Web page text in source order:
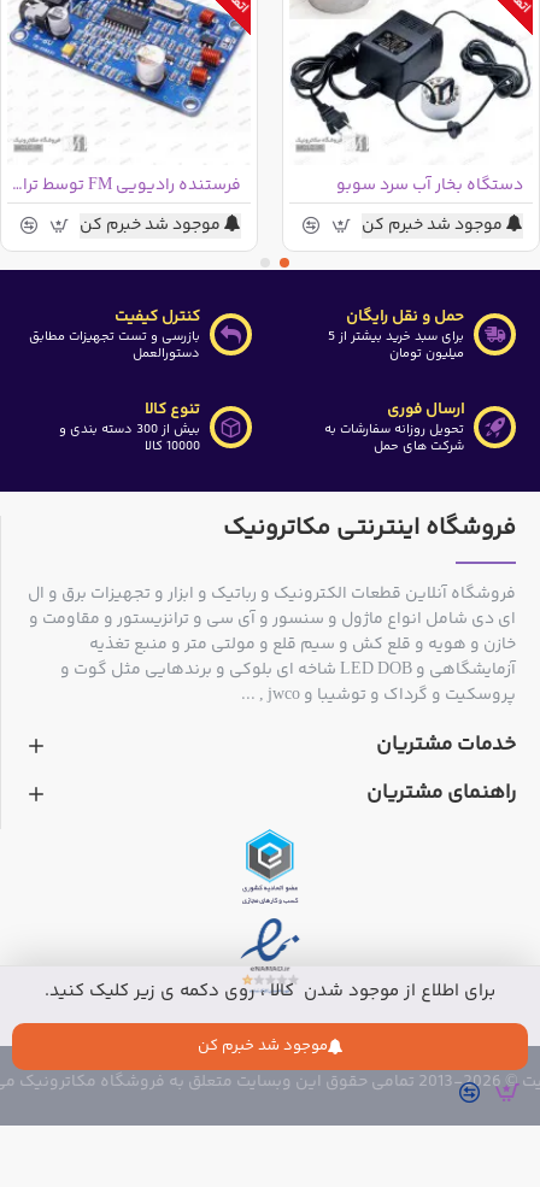
برای اطلاع از موجود شدن کالا ، روی دکمه ی زیر کلیک کنید.
موجود شد خبرم کن
دستگاه بخار آب سرد سوبو
موجود شد خبرم کن
فرستنده رادیویی FM توسط تراشه BH1417
موجود شد خبرم کن
حمل و نقل رایگان
برای سبد خرید بیشتر از 5
میلیون تومان
کنترل کیفیت
بازرسی و تست تجهیزات مطابق
دستورالعمل
ارسال فوری
تحویل روزانه سفارشات به
شرکت های حمل
تنوع کالا
بیش از 300 دسته بندی و
10000 کالا
فروشگاه اینترنتی مکاترونیک
فروشگاه آنلاین قطعات الکترونیک و رباتیک و ابزار و تجهیزات برق و ال
ای دی شامل انواع ماژول و سنسور و آی سی و ترانزیستور و مقاومت و
خازن و هویه و قلع کش و سیم قلع و مولتی متر و منبع تغذیه
آزمایشگاهی و LED DOB شاخه ای بلوکی و برندهایی مثل گوت و
پروسکیت و گرداک و توشیبا و jwco , ...
خدمات مشتریان
راهنمای مشتریان
به فروشگاه مکاترونیک می باشد